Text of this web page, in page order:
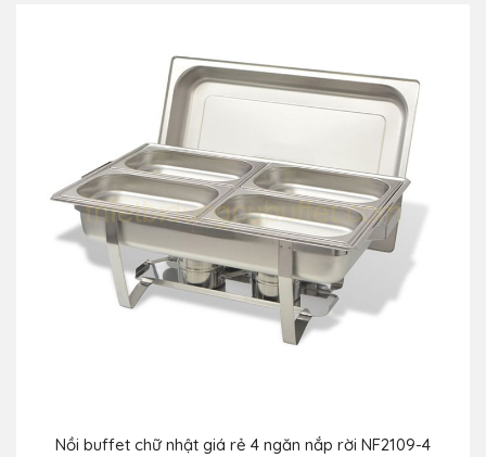
Nồi buffet chữ nhật giá rẻ 4 ngăn nắp rời NF2109-4